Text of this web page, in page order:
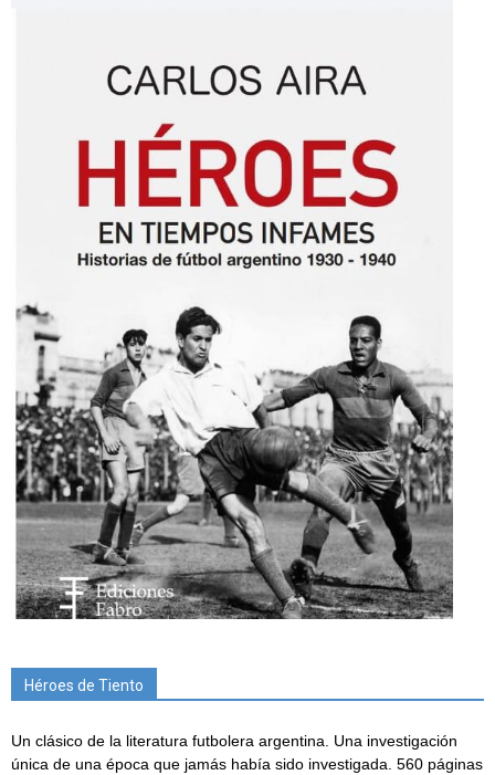
Héroes de Tiento
Un clásico de la literatura futbolera argentina. Una investigación
única de una época que jamás había sido investigada. 560 páginas